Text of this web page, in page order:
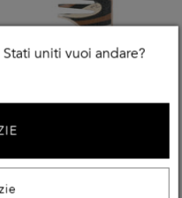
uniti vuoi andare?